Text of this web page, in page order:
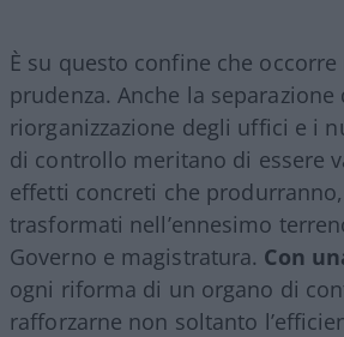
È su questo confine che
prudenza. Anche la
riorganizzazione degli uffici e i
di controllo meritano di essere
effetti concreti che
trasformati nell’ennesimo
Governo e magistratura. Con
ogni riforma di un organo di
rafforzarne non soltanto